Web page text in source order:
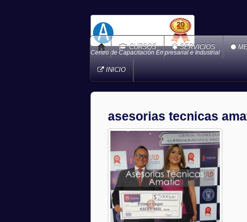
Centro de Capacitación Empresarial e Industrial
CURSOS SERVICIOS
INICIO
asesorias tecnicas